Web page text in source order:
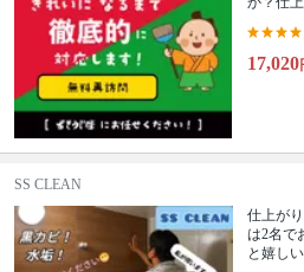
17,020
SS CLEAN
仕上が
は2名で
と嬉し